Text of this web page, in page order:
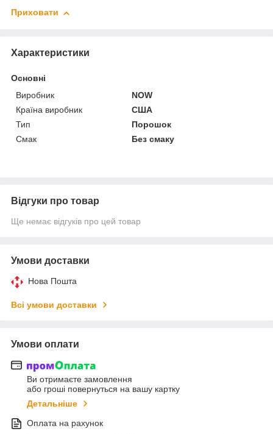
Приховати
Характеристики
Основні
Виробник
NOW
Країна виробник
США
Тип
Порошок
Смак
Без смаку
Відгуки про товар
Ще немає відгуків про цей товар
Умови доставки
Нова Пошта
Всі умови доставки
Умови оплати
Ви отримаєте замовлення
або гроші повернуться на вашу картку
Детальніше
Оплата на рахунок